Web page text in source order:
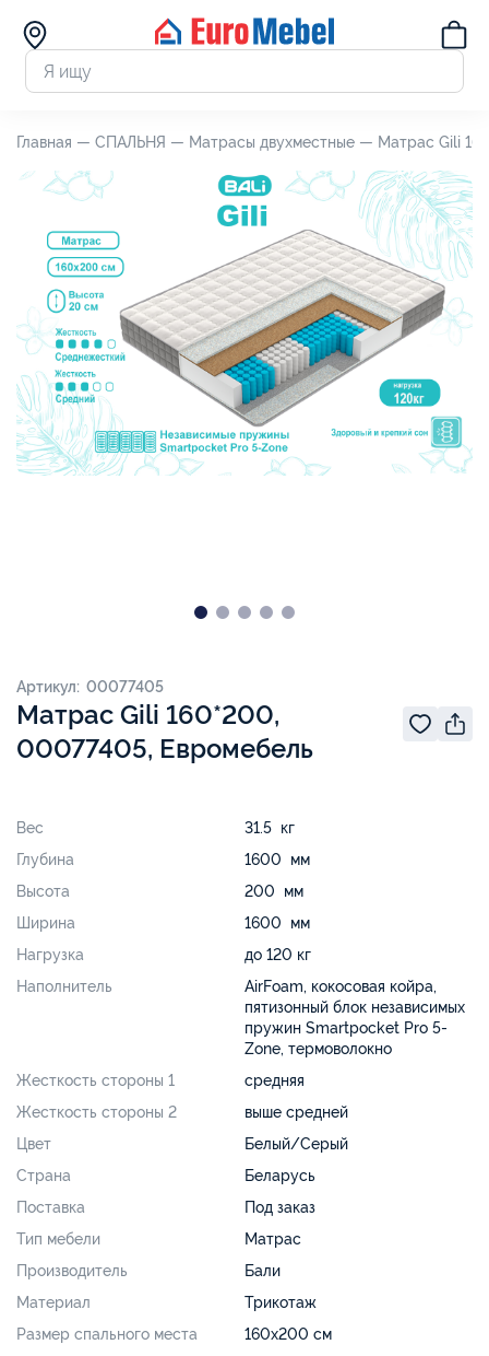
Главная — СПАЛЬНЯ — Матрасы двухместные — Матрас Gili
Матрас Gili 160*200,
00077405, Евромебель
Артикул: 00077405
Вес
31.5 кг
Глубина
1600 мм
Высота
200 мм
Ширина
1600 мм
Нагрузка
до 120 кг
Наполнитель
AirFoam, кокосовая койра,
пятизонный блок независимых
пружин Smartpocket Pro 5-
Zone, термоволокно
Жесткость стороны 1
средняя
Жесткость стороны 2
выше средней
Цвет
Белый/Серый
Страна
Беларусь
Поставка
Под заказ
Тип мебели
Матрас
Производитель
Бали
Материал
Трикотаж
Размер спального места
160х200 см